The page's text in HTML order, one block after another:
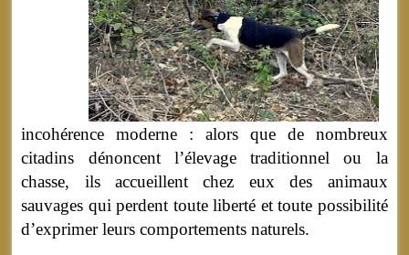
incohérence moderne : alors que de nombreux
citadins dénoncent l’élevage traditionnel ou la
chasse, ils accueillent chez eux des animaux
sauvages qui perdent toute liberté et toute possibilité
d’exprimer leurs comportements naturels.